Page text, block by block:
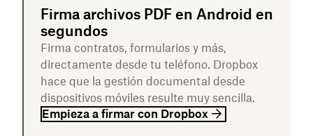
Firma archivos PDF en Android en
segundos
Firma contratos, formularios y más,
directamente desde tu teléfono. Dropbox
hace que la gestión documental desde
dispositivos móviles resulte muy sencilla.
Empieza a firmar con Dropbox